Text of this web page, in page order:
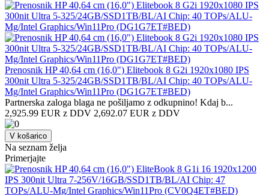
Prenosnik HP 40,64 cm (16,0") Elitebook 8 G2i 1920x1080 IPS
300nit Ultra 5-325/24GB/SSD1TB/BL/AI Chip: 40 TOPs/ALU-
Mg/Intel Graphics/Win11Pro (DG1G7ET#BED)
Partnerska zaloga blaga ne pošiljamo z odkupnino! ​Kdaj b...
2,925.99 EUR z DDV 2,692.07 EUR z DDV
V košarico
Na seznam želja
Primerjajte